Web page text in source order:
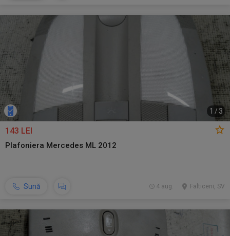
1 / 3
143 LEI
Plafoniera Mercedes ML 2012
Sună Falticeni, SV
4 aug.